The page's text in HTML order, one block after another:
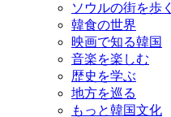
ソウルの街を歩く
韓食の世界
映画で知る韓国
音楽を楽しむ
歴史を学ぶ
地方を巡る
もっと韓国文化